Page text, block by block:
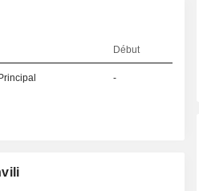
Début
-